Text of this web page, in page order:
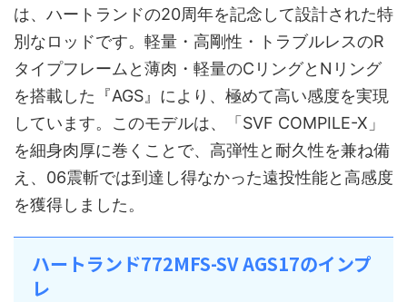
は、ハートランドの20周年を記念して設計された特
別なロッドです。軽量・高剛性・トラブルレスのR
タイプフレームと薄肉・軽量のCリングとNリング
を搭載した『AGS』により、極めて高い感度を実現
しています。このモデルは、「SVF COMPILE-X」
を細身肉厚に巻くことで、高弾性と耐久性を兼ね備
え、06震斬では到達し得なかった遠投性能と高感度
を獲得しました。
ハートランド772MFS-SV AGS17のインプ
レ